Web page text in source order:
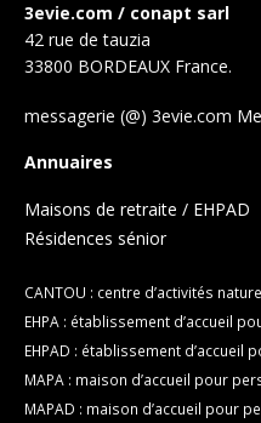
3evie.com / conapt sarl
42 rue de tauzia
33800 BORDEAUX France.
messagerie (@) 3evie.com
Annuaires
Maisons de retraite / EHPAD
Résidences sénior
CANTOU : centre d’activités
EHPA : établissement d’accueil
EHPAD : établissement
MAPA : maison d’accueil pour
MAPAD : maison d’accueil pour